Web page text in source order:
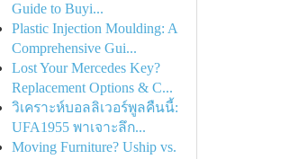
Guide to Buyi...
Plastic Injection Moulding: A
Comprehensive Gui...
Lost Your Mercedes Key?
Replacement Options & C...
วิเคราะห์บอลลิเวอร์พูลคืนนี้:
UFA1955 พาเจาะลึก...
Moving Furniture? Uship vs.